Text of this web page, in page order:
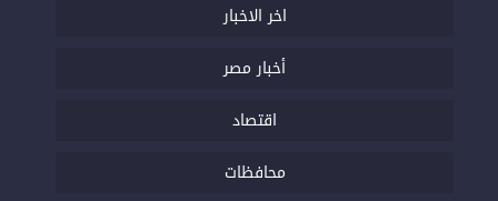
اخر الاخبار
أخبار مصر
اقتصاد
محافظات